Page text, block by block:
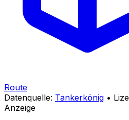
Route
Datenquelle: Tankerkönig •
Anzeige